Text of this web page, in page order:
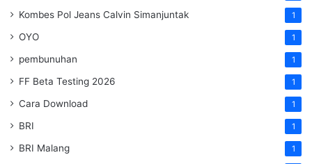
Kombes Pol Jeans Calvin Simanjuntak 1
OYO 1
pembunuhan 1
FF Beta Testing 2026 1
Cara Download 1
BRI 1
BRI Malang 1